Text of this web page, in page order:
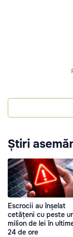
Știri
Escrocii au înșelat
cetățeni cu peste
milion de lei în
24 de ore